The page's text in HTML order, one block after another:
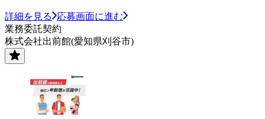
詳細を見る
応募画面に進む
業務委託契約
株式会社出前館(愛知県刈谷市)